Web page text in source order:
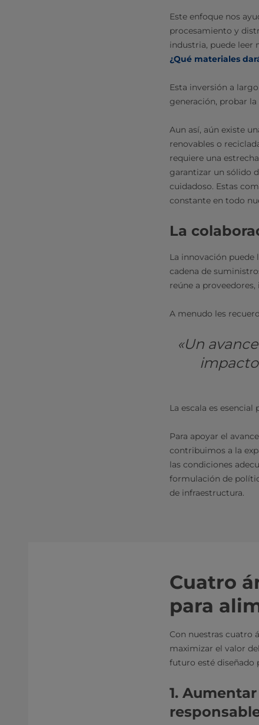
Este enfoque nos
procesamiento y
industria, puede leer
¿Qué materiales
Esta inversión a
generación, probar
Aun así, aún existe
renovables o
requiere una
garantizar un sólido
cuidadoso. Estas
constante en todo
La
La innovación puede
cadena de
reúne a
A menudo les
«Un
La escala es
Para apoyar el
contribuimos a la
las condiciones
formulación de
de infraestructura.
Cuatro
para
Con nuestras cuatro
maximizar el valor
futuro esté diseñado
1.